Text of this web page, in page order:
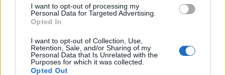
I want to opt-out of processing my
Personal Data for Targeted Advertising.
Opted In
I want to opt-out of Collection, Use,
Retention, Sale, and/or Sharing of my
Personal Data that Is Unrelated with the
Purposes for which it was collected.
Opted Out
Pourquoi le bouton start/stop disparaît
des voitures électriques